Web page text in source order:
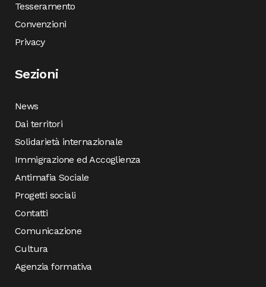
Tesseramento
Convenzioni
Privacy
Sezioni
News
Dai territori
Solidarietà internazionale
Immigrazione ed Accoglienza
Antimafia Sociale
Progetti sociali
Contatti
Comunicazione
Cultura
Agenzia formativa